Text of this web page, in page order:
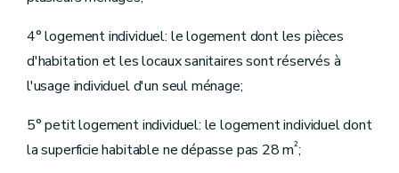
Art. 142
De l'assemblée générale
Sous-section 4 Du conseil d'administration
Sous-section 5 Des comités consultatifs des locataires et des propriétaires
Du directeur-gérant
Sous-section 7 Du personnel
Sous-section 8 Du contrôle des recettes et des dépenses
Section 3 De la tutelle administrative
4° logement individuel: le logement dont les pièces
d'habitation et les locaux sanitaires sont réservés à
l'usage individuel d'un seul ménage;
5° petit logement individuel: le logement individuel dont
la superficie habitable ne dépasse pas 28 m²;